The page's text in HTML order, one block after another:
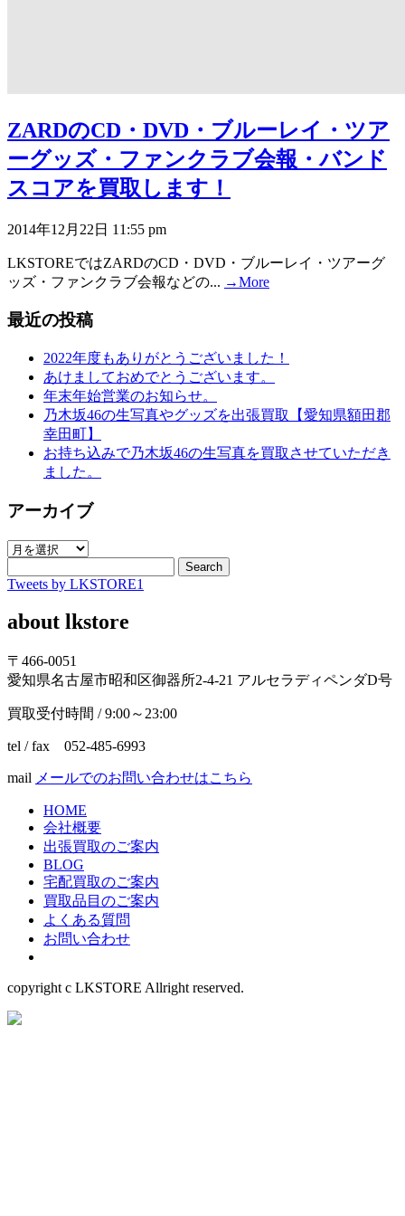
ZARDのCD・DVD・ブルーレイ・ツア
ーグッズ・ファンクラブ会報・バンド
スコアを買取します！
2014年12月22日 11:55 pm
LKSTOREではZARDのCD・DVD・ブルーレイ・ツアーグ
ッズ・ファンクラブ会報などの... →More
最近の投稿
2022年度もありがとうございました！
あけましておめでとうございます。
年末年始営業のお知らせ。
乃木坂46の生写真やグッズを出張買取【愛知県額田郡
幸田町】
お持ち込みで乃木坂46の生写真を買取させていただき
ました。
アーカイブ
ア
カ
ブ
Search
Tweets by LKSTORE1
about lkstore
〒466-0051
愛知県名古屋市昭和区御器所2-4-21 アルセラディペンダD号
買取受付時間 / 9:00～23:00
tel / fax 052-485-6993
mail メールでのお問い合わせはこちら
HOME
会社概要
出張買取のご案内
BLOG
宅配買取のご案内
買取品目のご案内
よくある質問
お問い合わせ
copyright c LKSTORE Allright reserved.